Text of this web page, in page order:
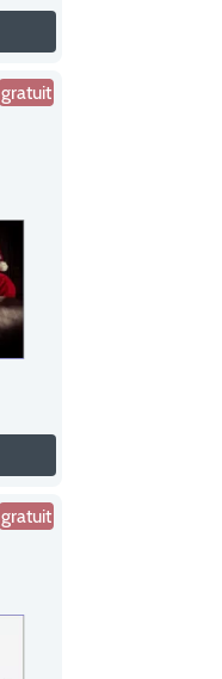
gratuit
gratuit